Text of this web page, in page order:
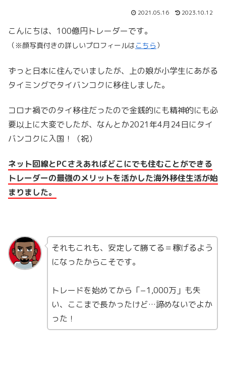
2021.05.16 2023.10.12
こんにちは、100億円トレーダーです。
（※顔写真付きの詳しいプロフィールはこちら ）
ずっと日本に住んでいましたが、上の娘が小学生にあがる
タイミングでタイバンコクに移住しました。
コロナ禍でのタイ移住だったので金銭的にも精神的にも必
要以上に大変でしたが、なんとか2021年4月24日にタイ
バンコクに入国！（祝）
ネット回線とPCさえあればどこにでも住むことができる
トレーダーの最強のメリットを活かした海外移住生活が始
まりました。
それもこれも、安定して勝てる＝稼げるよう
になったからこそです。
トレードを始めてから「−1,000万」も失
い、ここまで長かったけど…諦めないでよか
った！